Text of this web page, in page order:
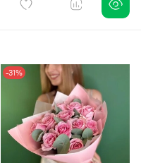
-31%